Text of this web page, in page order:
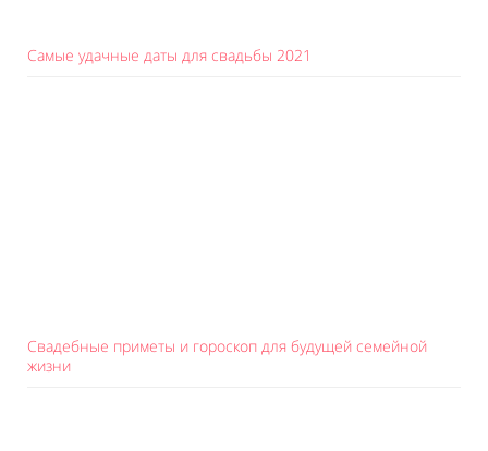
Самые удачные даты для свадьбы 2021
Свадебные приметы и гороскоп для будущей семейной
жизни